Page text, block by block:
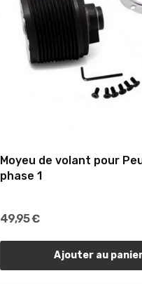
Moyeu de volant pour
phase 1
49,95 €
Ajouter au